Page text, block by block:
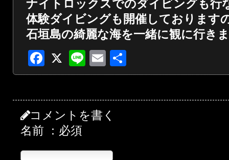
ナイトロックスでのダイビングも行
体験ダイビングも開催しております
石垣島の綺麗な海を一緒に観に行き
Facebook
X LineEmail
有
コメントを書く
名前 ：必須